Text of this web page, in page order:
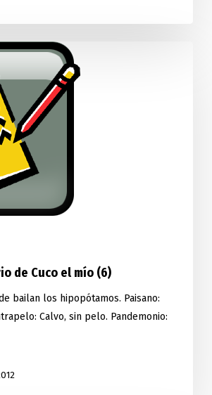
de Cuco el mío (6)
bailan los hipopótamos. Paisano:
Calvo, sin pelo. Pandemonio: